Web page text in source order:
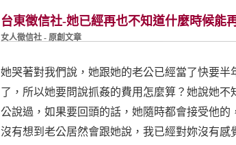
台東徵信社-她已經再也不知道什麼時候能
女人徵信社 - 原創文章
她哭著對我們說，她跟她的老公已經當了快要
了，所以她要問說抓姦的費用怎麼算？她說她
公說過，如果要回頭的話，她隨時都會接受他
沒有想到老公居然會跟她說，我已經對妳沒有